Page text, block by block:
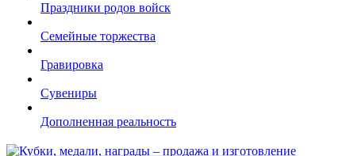
Праздники родов войск
Семейные торжества
Гравировка
Сувениры
Дополненная реальность